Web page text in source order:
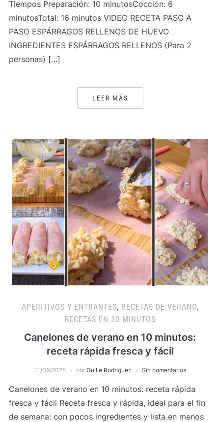
Tiempos Preparación: 10 minutosCocción: 6
minutosTotal: 16 minutos VIDEO RECETA PASO A
PASO ESPÁRRAGOS RELLENOS DE HUEVO
INGREDIENTES ESPÁRRAGOS RELLENOS (Para 2
personas) […]
LEER MÁS
APERITIVOS Y ENTRANTES, RECETAS DE VERANO,
RECETAS EN 30 MINUTOS
Canelones de verano en 10 minutos:
receta rápida fresca y fácil
11/09/2025 por Guille Rodriguez Sin comentarios
Canelones de verano en 10 minutos: receta rápida
fresca y fácil Receta fresca y rápida, ideal para el fin
de semana: con pocos ingredientes y lista en menos